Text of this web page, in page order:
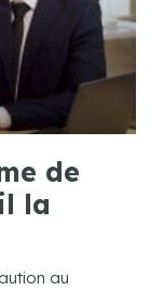
de
la
au